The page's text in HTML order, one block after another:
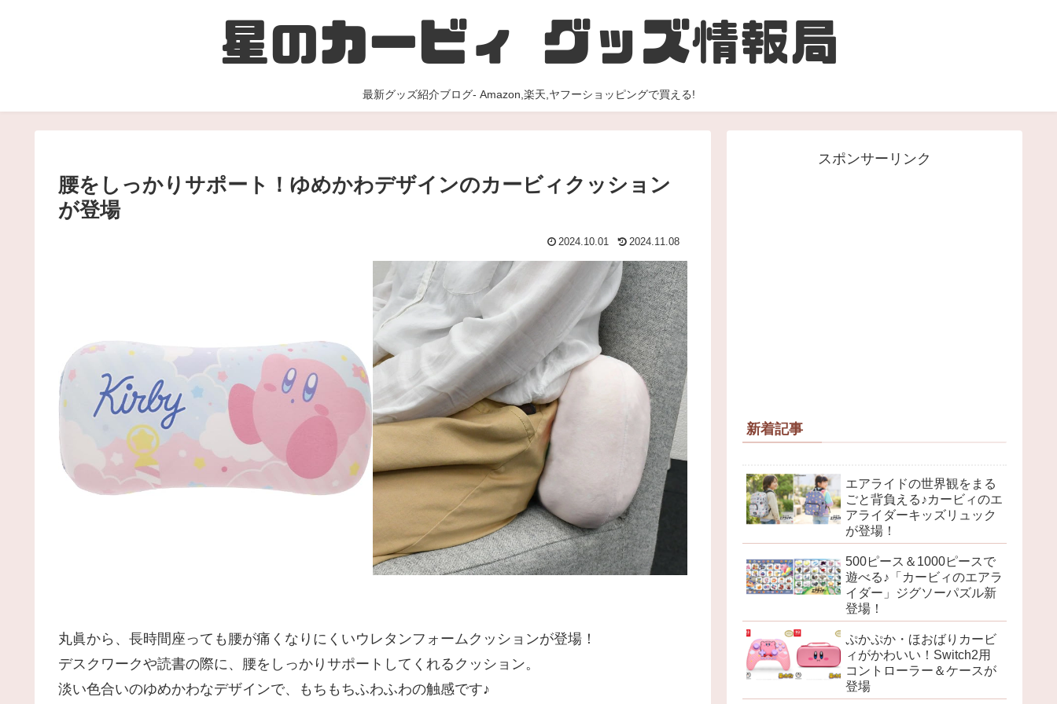
最新グッズ紹介ブログ- Amazon,楽天,ヤフーショッピングで買える!
腰をしっかりサポート！ゆめかわデザインのカービィクッション
が登場
2024.10.01 2024.11.08
丸眞から、長時間座っても腰が痛くなりにくいウレタンフォームクッションが登場！
デスクワークや読書の際に、腰をしっかりサポートしてくれるクッション。
淡い色合いのゆめかわなデザインで、もちもちふわふわの触感です♪
スポンサーリンク
新着記事
エアライドの世界観をまる
ごと背負える♪カービィのエ
アライダーキッズリュック
が登場！
500ピース＆1000ピースで
遊べる♪「カービィのエアラ
イダー」ジグソーパズル新
登場！
ぷかぷか・ほおばりカービ
ィがかわいい！Switch2用
コントローラー＆ケースが
登場